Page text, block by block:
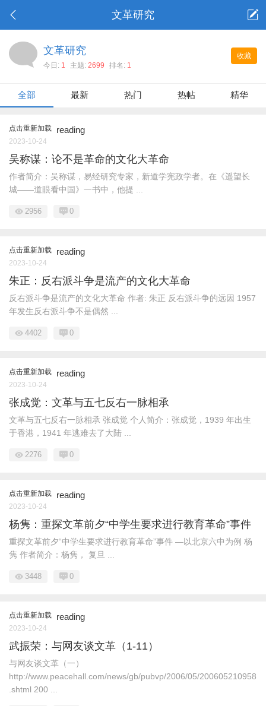
文革研究
收藏
文革研究
今日: 1 主题: 2699 排名: 1
全部 最新 热门 热帖 精华
点击重新加载 reading
2023-10-24
吴称谋：论不是革命的文化大革命
作者简介：吴称谋，易经研究专家，新道学宪政学者。在《遥望长
城——道眼看中国》一书中，他提 ...
2956 0
点击重新加载 reading
2023-10-24
朱正：反右派斗争是流产的文化大革命
反右派斗争是流产的文化大革命 作者: 朱正 反右派斗争的远因 1957
年发生反右派斗争不是偶然 ...
4402 0
点击重新加载 reading
2023-10-24
张成觉：文革与五七反右一脉相承
文革与五七反右一脉相承 张成觉 个人简介：张成觉，1939 年出生
于香港，1941 年逃难去了大陆 ...
2276 0
点击重新加载 reading
2023-10-24
杨隽：重探文革前夕“中学生要求进行教育革命”事件
重探文革前夕“中学生要求进行教育革命”事件 —以北京六中为例 杨
隽 作者简介：杨隽， 复旦 ...
3448 0
点击重新加载 reading
2023-10-24
武振荣：与网友谈文革（1-11）
与网友谈文革（一）
http://www.peacehall.com/news/gb/pubvp/2006/05/200605210958
.shtml 200 ...